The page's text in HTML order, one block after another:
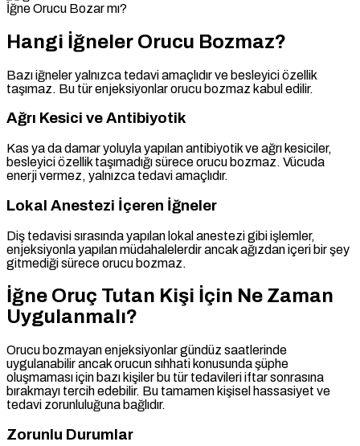
İğne Orucu Bozar mı?
Hangi İğneler Orucu Bozmaz?
Bazı iğneler yalnızca tedavi amaçlıdır ve besleyici özellik
taşımaz. Bu tür enjeksiyonlar orucu bozmaz kabul edilir.
Ağrı Kesici ve Antibiyotik
Kas ya da damar yoluyla yapılan antibiyotik ve ağrı kesiciler,
besleyici özellik taşımadığı sürece orucu bozmaz. Vücuda
enerji vermez, yalnızca tedavi amaçlıdır.
Lokal Anestezi İçeren İğneler
Diş tedavisi sırasında yapılan lokal anestezi gibi işlemler,
enjeksiyonla yapılan müdahalelerdir ancak ağızdan içeri bir şey
gitmediği sürece orucu bozmaz.
İğne Oruç Tutan Kişi İçin Ne Zaman
Uygulanmalı?
Orucu bozmayan enjeksiyonlar gündüz saatlerinde
uygulanabilir ancak orucun sıhhati konusunda şüphe
oluşmaması için bazı kişiler bu tür tedavileri iftar sonrasına
bırakmayı tercih edebilir. Bu tamamen kişisel hassasiyet ve
tedavi zorunluluğuna bağlıdır.
Zorunlu Durumlar